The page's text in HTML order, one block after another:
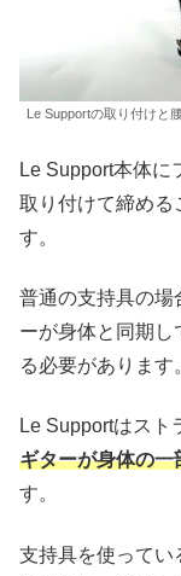
Le Supportの取り付けと
Le Support本体に
取り付けて締める
す。
普通の支持具の場
ーが身体と同期し
る必要があります
Le Supportはスト
ギターが身体の一
す。
支持具を使ってい